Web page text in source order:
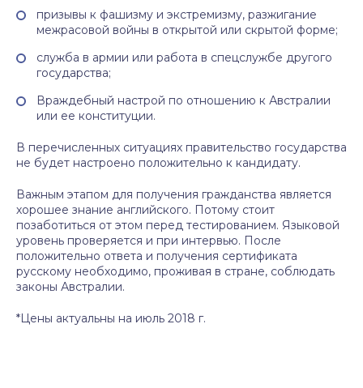
призывы к фашизму и экстремизму, разжигание
межрасовой войны в открытой или скрытой форме;
служба в армии или работа в спецслужбе другого
государства;
Враждебный настрой по отношению к Австралии
или ее конституции.
В перечисленных ситуациях правительство государства
не будет настроено положительно к кандидату.
Важным этапом для получения гражданства является
хорошее знание английского. Потому стоит
позаботиться от этом перед тестированием. Языковой
уровень проверяется и при интервью. После
положительно ответа и получения сертификата
русскому необходимо, проживая в стране, соблюдать
законы Австралии.
*Цены актуальны на июль 2018 г.